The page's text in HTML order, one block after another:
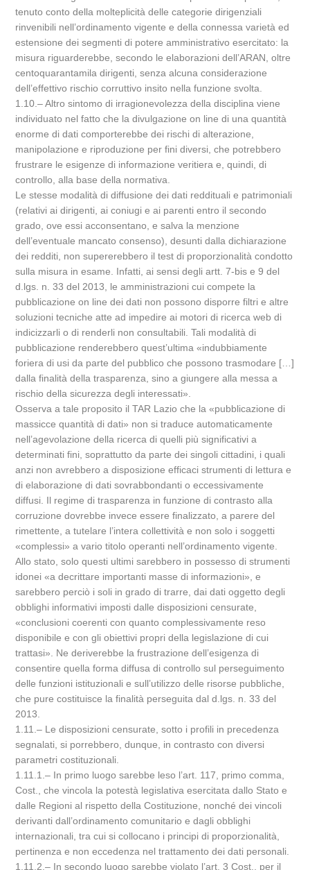
tenuto conto della molteplicità delle categorie dirigenziali
rinvenibili nell’ordinamento vigente e della connessa varietà ed
estensione dei segmenti di potere amministrativo esercitato: la
misura riguarderebbe, secondo le elaborazioni dell’ARAN, oltre
centoquarantamila dirigenti, senza alcuna considerazione
dell’effettivo rischio corruttivo insito nella funzione svolta.
1.10.– Altro sintomo di irragionevolezza della disciplina viene
individuato nel fatto che la divulgazione on line di una quantità
enorme di dati comporterebbe dei rischi di alterazione,
manipolazione e riproduzione per fini diversi, che potrebbero
frustrare le esigenze di informazione veritiera e, quindi, di
controllo, alla base della normativa.
Le stesse modalità di diffusione dei dati reddituali e patrimoniali
(relativi ai dirigenti, ai coniugi e ai parenti entro il secondo
grado, ove essi acconsentano, e salva la menzione
dell’eventuale mancato consenso), desunti dalla dichiarazione
dei redditi, non supererebbero il test di proporzionalità condotto
sulla misura in esame. Infatti, ai sensi degli artt. 7-bis e 9 del
d.lgs. n. 33 del 2013, le amministrazioni cui compete la
pubblicazione on line dei dati non possono disporre filtri e altre
soluzioni tecniche atte ad impedire ai motori di ricerca web di
indicizzarli o di renderli non consultabili. Tali modalità di
pubblicazione renderebbero quest’ultima «indubbiamente
foriera di usi da parte del pubblico che possono trasmodare […]
dalla finalità della trasparenza, sino a giungere alla messa a
rischio della sicurezza degli interessati».
Osserva a tale proposito il TAR Lazio che la «pubblicazione di
massicce quantità di dati» non si traduce automaticamente
nell’agevolazione della ricerca di quelli più significativi a
determinati fini, soprattutto da parte dei singoli cittadini, i quali
anzi non avrebbero a disposizione efficaci strumenti di lettura e
di elaborazione di dati sovrabbondanti o eccessivamente
diffusi. Il regime di trasparenza in funzione di contrasto alla
corruzione dovrebbe invece essere finalizzato, a parere del
rimettente, a tutelare l’intera collettività e non solo i soggetti
«complessi» a vario titolo operanti nell’ordinamento vigente.
Allo stato, solo questi ultimi sarebbero in possesso di strumenti
idonei «a decrittare importanti masse di informazioni», e
sarebbero perciò i soli in grado di trarre, dai dati oggetto degli
obblighi informativi imposti dalle disposizioni censurate,
«conclusioni coerenti con quanto complessivamente reso
disponibile e con gli obiettivi propri della legislazione di cui
trattasi». Ne deriverebbe la frustrazione dell’esigenza di
consentire quella forma diffusa di controllo sul perseguimento
delle funzioni istituzionali e sull’utilizzo delle risorse pubbliche,
che pure costituisce la finalità perseguita dal d.lgs. n. 33 del
2013.
1.11.– Le disposizioni censurate, sotto i profili in precedenza
segnalati, si porrebbero, dunque, in contrasto con diversi
parametri costituzionali.
1.11.1.– In primo luogo sarebbe leso l’art. 117, primo comma,
Cost., che vincola la potestà legislativa esercitata dallo Stato e
dalle Regioni al rispetto della Costituzione, nonché dei vincoli
derivanti dall’ordinamento comunitario e dagli obblighi
internazionali, tra cui si collocano i principi di proporzionalità,
pertinenza e non eccedenza nel trattamento dei dati personali.
1.11.2.– In secondo luogo sarebbe violato l’art. 3 Cost., per il